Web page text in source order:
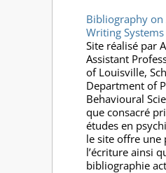
Bibliography on
Writing Systems
Site réalisé par
Assistant
of Louisville,
Department of
Behavioural
que consacré
études en
le site offre une
l’écriture ainsi
bibliographie